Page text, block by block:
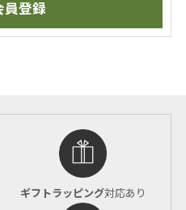
ギフトラッピング対応あり